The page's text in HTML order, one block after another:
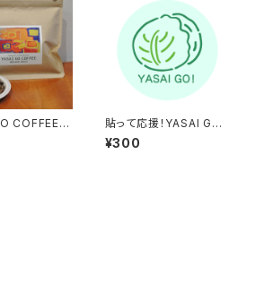
COFFEE
貼って応援！YASAI GO
ステッカー（グリーン）
¥300